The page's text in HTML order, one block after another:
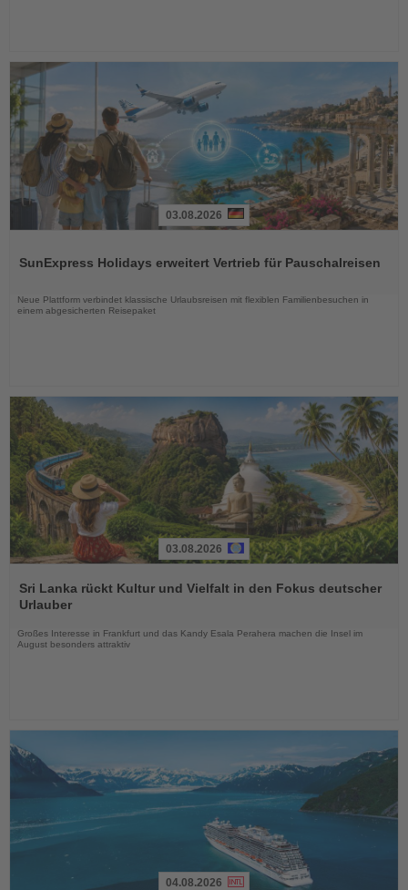
die
03.08.2026
SunExpress Holidays erweitert Vertrieb für Pauschalreisen
Neue Plattform verbindet klassische Urlaubsreisen mit flexiblen Familienbesuchen in
einem abgesicherten Reisepaket
Sie
die
03.08.2026
Sri Lanka rückt Kultur und Vielfalt in den Fokus deutscher
Urlauber
Großes Interesse in Frankfurt und das Kandy Esala Perahera machen die Insel im
August besonders attraktiv
04.08.2026